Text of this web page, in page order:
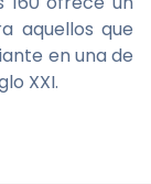
aquellos que
en una de
XXI.